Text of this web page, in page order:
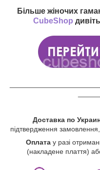
Більше жіночих
CubeShop
Доставка по
підтвердження
Оплата у разі
(накладене плаття)